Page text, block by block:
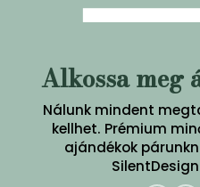
Alkossa meg
Nálunk mindent
kellhet. Prémium
ajándékok